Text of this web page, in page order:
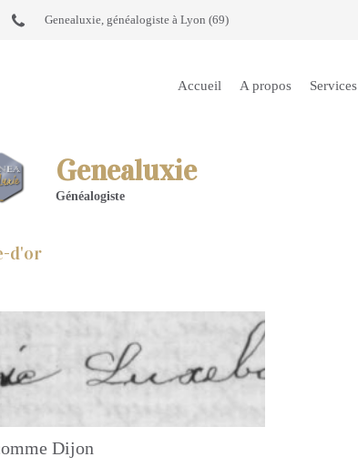
Genealuxie, généalogiste à Lyon (69)
Accueil A propos Services
Genealuxie
Généalogiste
d'or
Dijon